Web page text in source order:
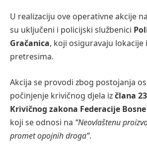
U realizaciju ove operativne akcije
su uključeni i policijski službenici
Gračanica, koji osiguravaju lokacije
pretresima.
Akcija se provodi zbog postojanja
počinjenje krivičnog djela izčlana
Krivičnog zakona Federacije
koji se odnosi na “Neovlaštenu
promet opojnih droga”.